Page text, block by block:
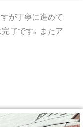
が丁寧に進めて
了です。またア